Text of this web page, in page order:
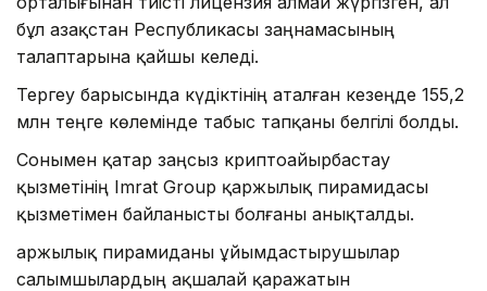
бұл Қазақстан Республикасы заңнамасының
талаптарына қайшы келеді.
Тергеу барысында күдіктінің аталған кезеңде 155,2
млн теңге көлемінде табыс тапқаны белгілі болды.
Сонымен қатар заңсыз криптоайырбастау
қызметінің Imrat Group қаржылық пирамидасы
қызметімен байланысты болғаны анықталды.
Қаржылық пирамиданы ұйымдастырушылар
салымшылардың ақшалай қаражатын